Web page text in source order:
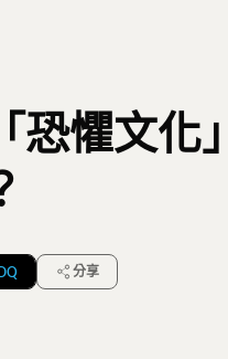
恐懼文化
DQ 分享